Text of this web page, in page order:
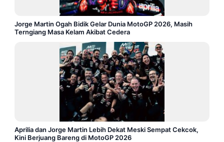
Jorge Martin Ogah Bidik Gelar Dunia MotoGP 2026, Masih
Terngiang Masa Kelam Akibat Cedera
Aprilia dan Jorge Martin Lebih Dekat Meski Sempat Cekcok,
Kini Berjuang Bareng di MotoGP 2026